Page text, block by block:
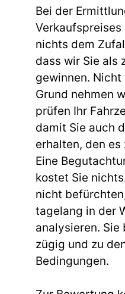
Bei der
nichts dem
dass wir Sie als
gewinnen.
Grund nehmen
prüfen Ihr
damit Sie auch
erhalten, den
Eine
kostet Sie
nicht
tagelang in der
analysieren. Sie
zügig und zu
Bedingungen.